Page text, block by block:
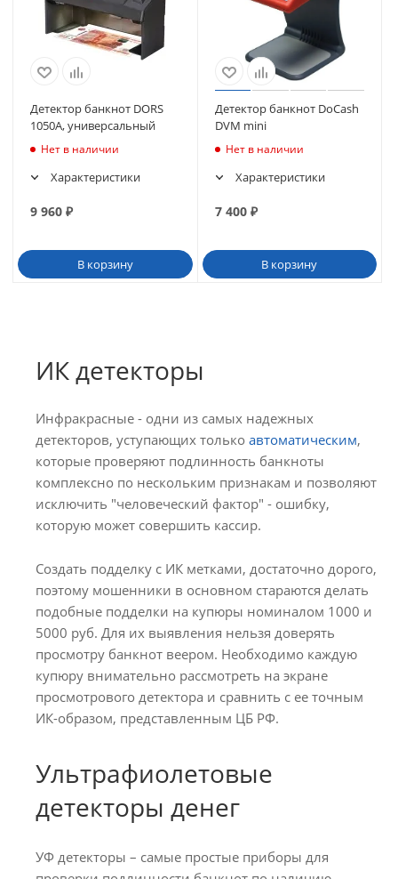
Детектор банкнот DORS
1050A, универсальный
Нет в наличии
Характеристики
9 960 ₽
В корзину
Детектор банкнот DoCash
DVM mini
Нет в наличии
Характеристики
7 400₽
В корзину
ИК детекторы
Инфракрасные - одни из самых надежных
детекторов, уступающих только автоматическим,
которые проверяют подлинность банкноты
комплексно по нескольким признакам и позволяют
исключить "человеческий фактор" - ошибку,
которую может совершить кассир.
Создать подделку с ИК метками, достаточно дорого,
поэтому мошенники в основном стараются делать
подобные подделки на купюры номиналом 1000 и
5000 руб. Для их выявления нельзя доверять
просмотру банкнот веером. Необходимо каждую
купюру внимательно рассмотреть на экране
просмотрового детектора и сравнить с ее точным
ИК-образом, представленным ЦБ РФ.
Ультрафиолетовые
детекторы денег
УФ детекторы – самые простые приборы для